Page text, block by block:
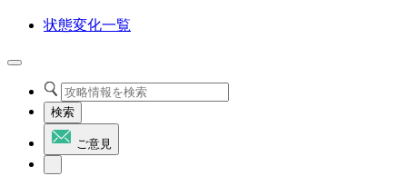
状態変化一覧
検索
ご意見